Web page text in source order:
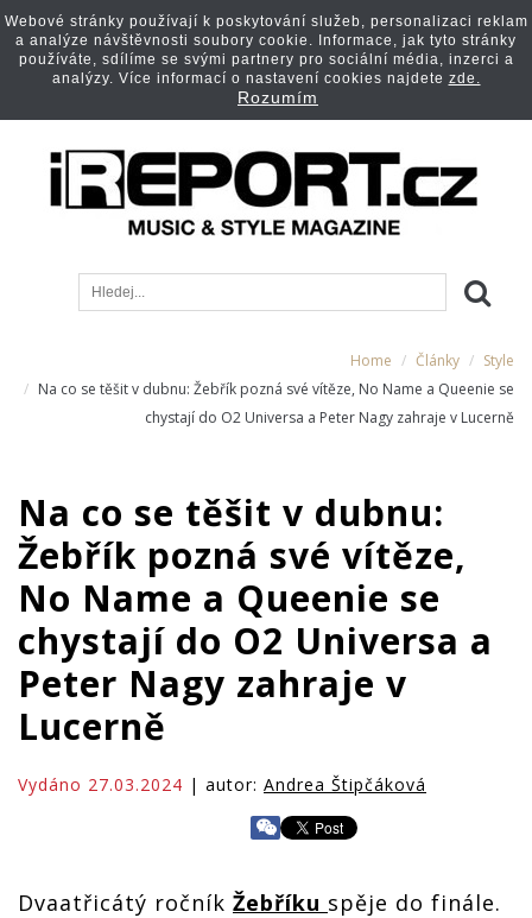
Home Články
Style
Na co se těšit v dubnu: Žebřík pozná své vítěze, No Name a Queenie se
chystají do O2 Universa a Peter Nagy zahraje v Lucerně
Na co se těšit v dubnu:
Žebřík pozná své vítěze,
No Name a Queenie se
chystají do O2 Universa a
Peter Nagy zahraje v
Lucerně
Vydáno 27.03.2024 | autor: Andrea Štipčáková
Dvaatřicátý ročník Žebříku spěje do finále.
Webové stránky používají k poskytování služeb, personalizaci reklam
a analýze návštěvnosti soubory cookie. Informace, jak tyto stránky
používáte, sdílíme se svými partnery pro sociální média, inzerci a
analýzy. Více informací o nastavení cookies najdete zde.
Rozumím